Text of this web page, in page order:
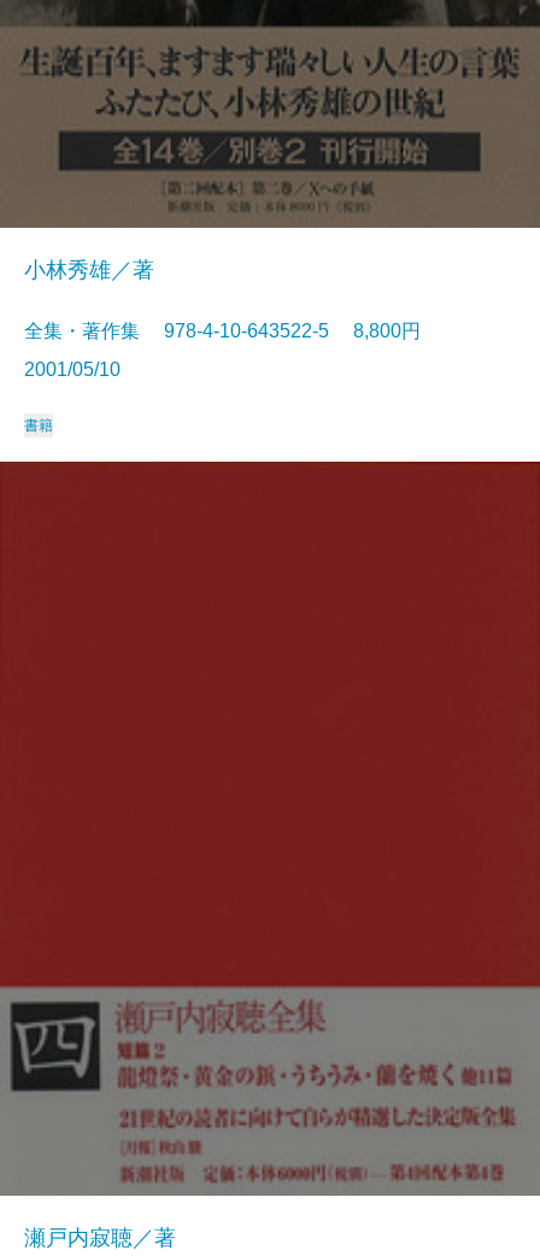
小林秀雄／著
全集・著作集 978-4-10-643522-5 8,800円
2001/05/10
書籍
瀬戸内寂聴／著